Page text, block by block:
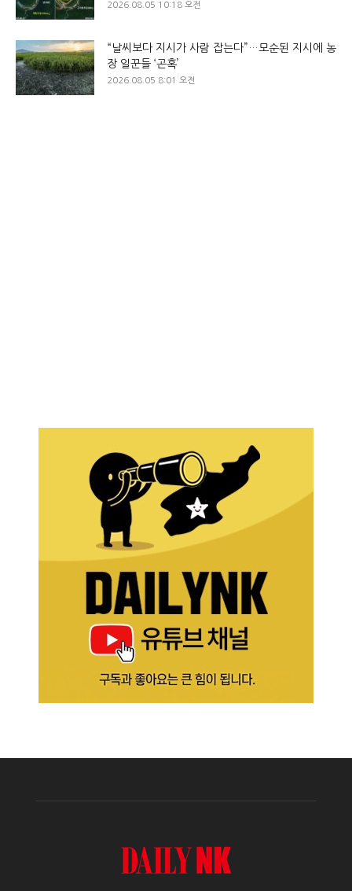
2026.08.05 10:18 오전
“날씨보다 지시가 사람 잡는다”…모순된 지시에 농
장 일꾼들 ‘곤혹’
2026.08.05 8:01 오전